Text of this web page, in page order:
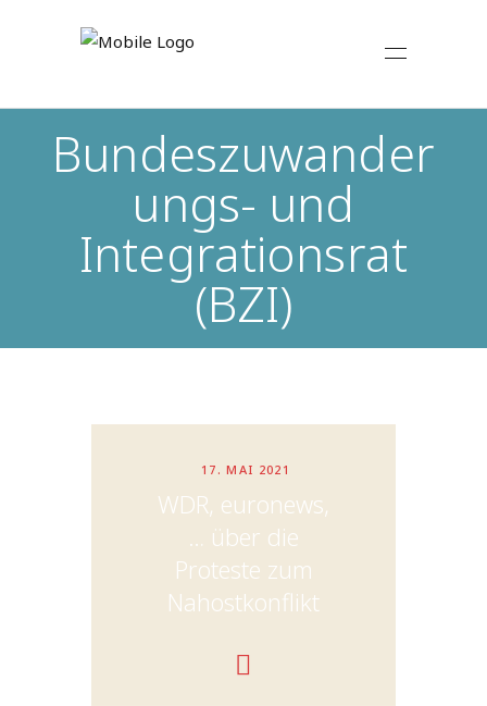
Bundeszuwander
ungs- und
Integrationsrat
(BZI)
17. MAI 2021
WDR, euronews,
… über die
Proteste zum
Nahostkonflikt